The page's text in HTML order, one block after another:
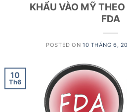
KHẨU VÀO MỸ
FDA
POSTED ON 10 THÁNG 6,
10
Th6